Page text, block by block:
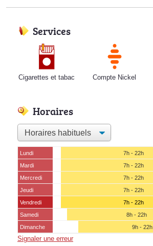
Services
Cigarettes et tabac Compte Nickel
Horaires
Lundi
7h - 22h
Mardi
7h - 22h
Mercredi
7h - 22h
Jeudi
7h - 22h
Vendredi
7h - 22h
Samedi
8h - 22h
Dimanche
9h - 22h
Signaler une erreur